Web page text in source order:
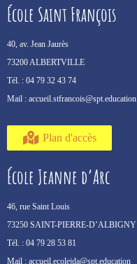
École Saint François
40, av. Jean Jaurès
73200 ALBERTVILLE
Tél. : 04 79 32 43 74
Mail : accueil.stfrancois@spt.education
Plan d'accès
École Jeanne d’Arc
46, rue Saint Louis
73250 SAINT-PIERRE-D’ALBIGNY
Tél. : 04 79 28 53 81
Mail : accueil.ecolejda@spt.education